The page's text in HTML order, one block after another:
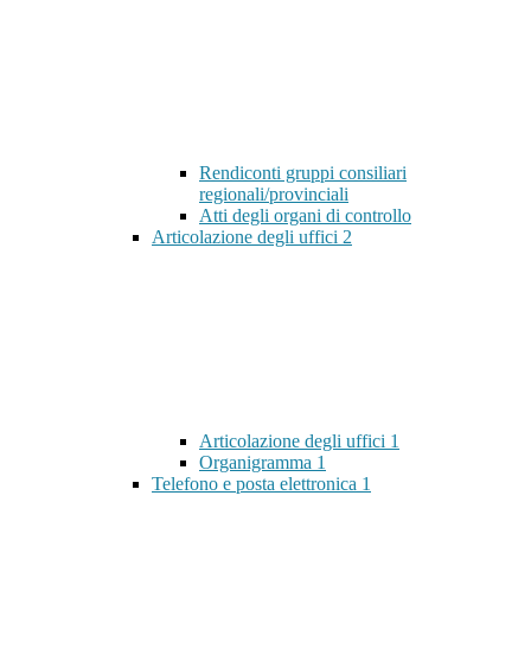
Rendiconti gruppi consiliari
regionali/provinciali
Atti degli organi di controllo
Articolazione degli uffici 2
Articolazione degli uffici 1
Organigramma 1
Telefono e posta elettronica 1